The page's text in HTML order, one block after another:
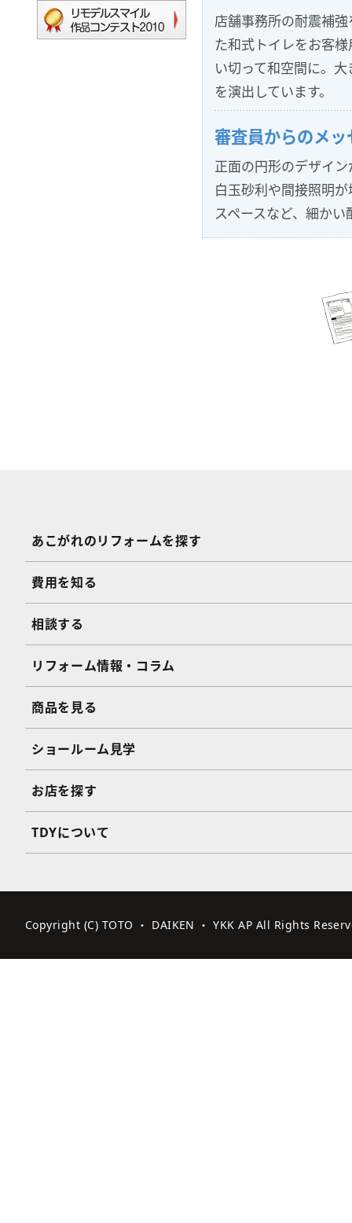
店舗事務所の耐震補
た和式トイレをお客
い切って和空間に。
を演出しています。
審査員からのメッ
正面の円形のデザイ
白玉砂利や間接照明
スペースなど、細か
あこがれのリフォームを探す
費用を知る
相談する
リフォーム情報・コラム
商品を見る
ショールーム見学
お店を探す
TDYについて
Copyright (C) TOTO ・ DAIKEN ・ YKK AP All Rights